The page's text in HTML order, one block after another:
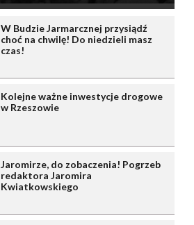
W Budzie Jarmarcznej przysiądź
choć na chwilę! Do niedzieli masz
czas!
Kolejne ważne inwestycje drogowe
w Rzeszowie
Jaromirze, do zobaczenia! Pogrzeb
redaktora Jaromira
Kwiatkowskiego